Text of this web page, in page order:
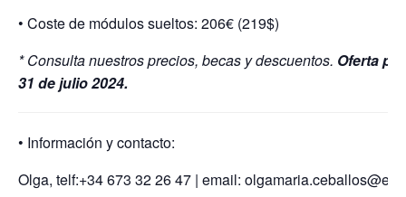
• Coste de módulos sueltos: 206€ (219$)
* Consulta nuestros precios, becas y descuentos. Oferta
31 de julio 2024.
• Información y contacto:
Olga, telf:+34 673 32 26 47 | email: